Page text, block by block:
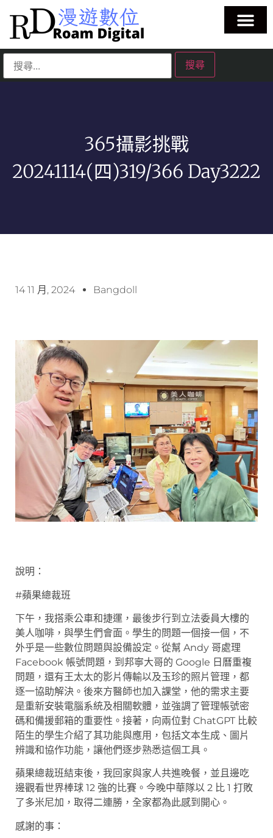
365攝影挑戰
20241114(四)319/366 Day3222
14 11 月, 2024 Bangdoll
說明：
#蘋果總裁班
下午，我搭乘公車和捷運，最後步行到立法委員大樓的
美人咖啡，與學生們會面。學生的問題一個接一個，不
外乎是一些數位問題與設備設定。從幫 Andy 哥處理
Facebook 帳號問題，到邦寧大哥的 Google 日曆重複
問題，還有王太太的影片傳輸以及玉珍的照片管理，都
逐一協助解決。後來方醫師也加入課堂，他的需求主要
是重新安裝電腦系統及相關軟體，並強調了管理帳號密
碼和備援郵箱的重要性。接著，向兩位對 ChatGPT 比較
陌生的學生介紹了其功能與應用，包括文本生成、圖片
辨識和協作功能，讓他們逐步熟悉這個工具。
蘋果總裁班結束後，我回家與家人共進晚餐，並且邊吃
邊觀看世界棒球 12 強的比賽。今晚中華隊以 2 比 1 打敗
了多米尼加，取得二連勝，全家都為此感到開心。
感謝的事：